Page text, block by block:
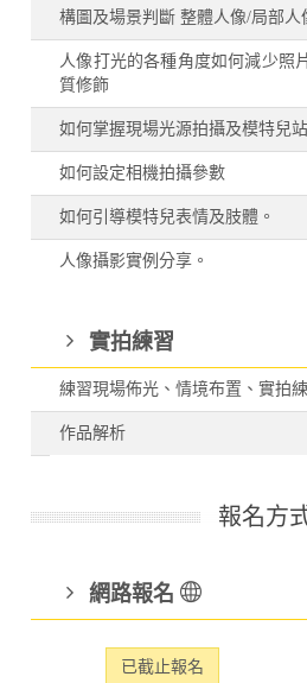
構圖及場景判斷 整體人像/局部人
人像打光的各種角度如何減少照
質修飾
如何掌握現場光源拍攝及模特兒站
如何設定相機拍攝參數
如何引導模特兒表情及肢體。
人像攝影實例分享。
實拍練習
練習現場佈光、情境布置、實拍
作品解析
報名方
網路報名
已截止報名